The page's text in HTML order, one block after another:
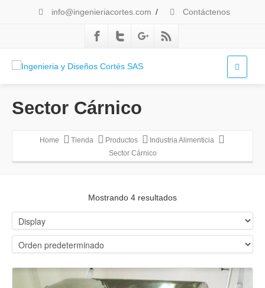
info@ingenieriacortes.com / Contáctenos
Sector Cárnico
Home Tienda Productos
Industria Alimenticia
Sector Cárnico
Mostrando 4 resultados